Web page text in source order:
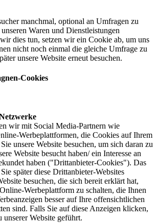
manchmal, optional an Umfragen zu
Waren und Dienstleistungen
dies tun, setzen wir ein Cookie ab, um uns
nicht noch einmal die gleiche Umfrage zu
unsere Website erneut besuchen.
Cookies
wir mit Social Media-Partnern wie
Werbeplattformen, die Cookies auf Ihrem
unsere Website besuchen, um sich daran zu
Website besucht haben/ ein Interesse an
haben ("Drittanbieter-Cookies"). Das
später diese Drittanbieter-Websites
besuchen, die sich bereit erklärt hat,
Werbeplattform zu schalten, die Ihnen
besser auf Ihre offensichtlichen
sind. Falls Sie auf diese Anzeigen klicken,
Website geführt.